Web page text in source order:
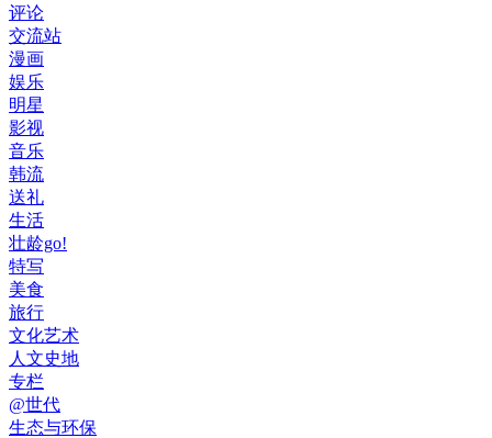
评论
交流站
漫画
娱乐
明星
影视
音乐
韩流
送礼
生活
壮龄go!
特写
美食
旅行
文化艺术
人文史地
专栏
@世代
生态与环保